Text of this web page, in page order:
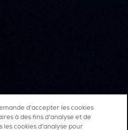
d'accepter les cookies
à des fins d'analyse et de
cookies d’analyse pour